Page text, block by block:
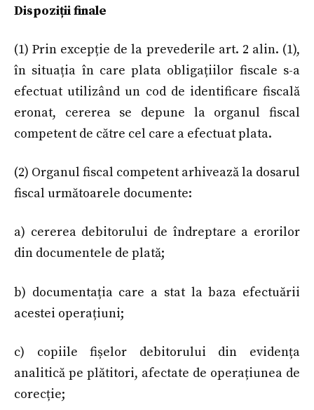
Dispoziții finale
(1) Prin excepție de la prevederile art. 2 alin. (1),
în situația în care plata obligațiilor fiscale s-a
efectuat utilizând un cod de identificare fiscală
eronat, cererea se depune la organul fiscal
competent de către cel care a efectuat plata.
(2) Organul fiscal competent arhivează la dosarul
fiscal următoarele documente:
a) cererea debitorului de îndreptare a erorilor
din documentele de plată;
b) documentația care a stat la baza efectuării
acestei operațiuni;
c) copiile fișelor debitorului din evidența
analitică pe plătitori, afectate de operațiunea de
corecție;